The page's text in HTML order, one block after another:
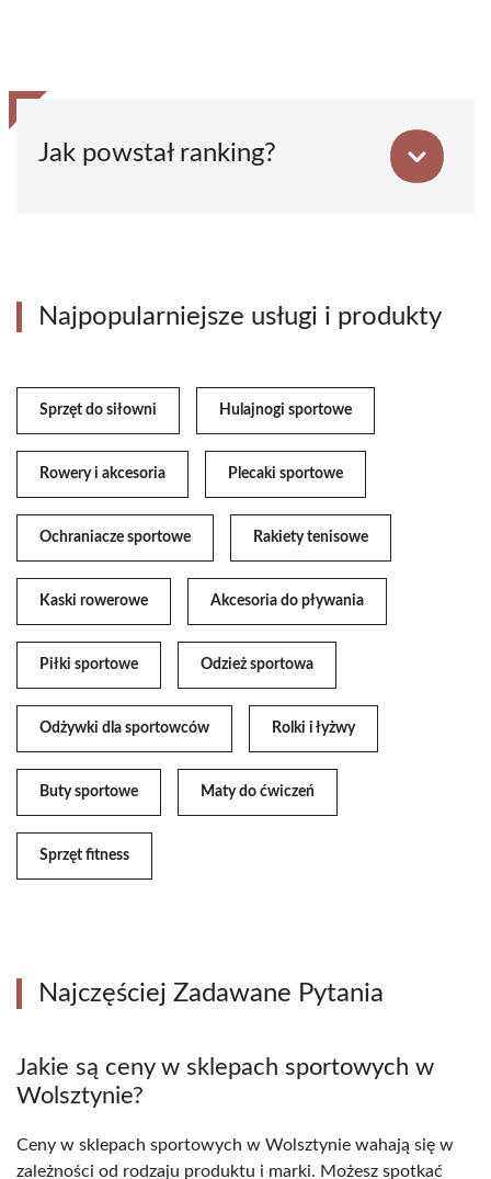
Jak powstał ranking?
Najpopularniejsze usługi i produkty
Sprzęt do siłowni Hulajnogi sportowe
Rowery i akcesoria Plecaki sportowe
Ochraniacze sportowe Rakiety tenisowe
Kaski rowerowe Akcesoria do pływania
Piłki sportowe Odzież sportowa
Odżywki dla sportowców Rolki i łyżwy
Buty sportowe Maty do ćwiczeń
Sprzęt fitness
Najczęściej Zadawane Pytania
Jakie są ceny w sklepach sportowych w
Wolsztynie?
Ceny w sklepach sportowych w Wolsztynie wahają się w
zależności od rodzaju produktu i marki. Możesz spotkać